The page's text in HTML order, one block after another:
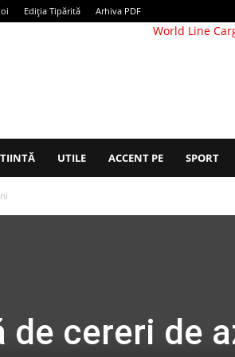
Ediția Tipărită Arhiva PDF
UTILE ACCENT PE SPORT
de cereri de